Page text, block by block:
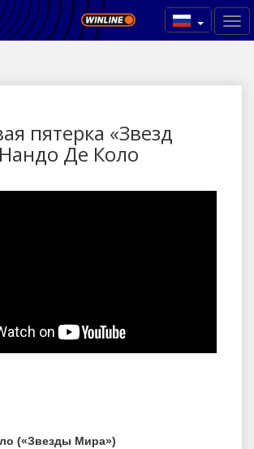
пятерка «Звезд
Де Коло
(«Звезды Мира»)